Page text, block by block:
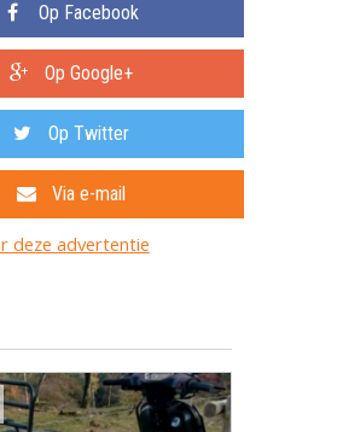
Op Facebook
Op Google+
Op Twitter
Via e-mail
deze advertentie